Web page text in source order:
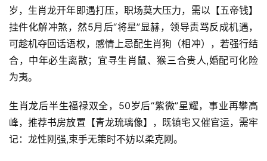
岁，生肖龙开年即遇打压，职场莫大压力，需以【五帝钱】
挂件化解冲煞，然5月后“将星”显赫，领导责骂反成机遇，
可趁机夺回话语权，感情上忌配生肖狗（相冲），若强行结
合，中年必生离散；宜寻生肖鼠、猴三合贵人,婚配可化险
为夷。
生肖龙后半生福禄双全，50岁后“紫微”星耀，事业再攀高
峰，推荐书房放置【青龙琉璃像】，既镇宅又催官运，需牢
记：龙性刚强,束手无策时不妨以柔克刚。